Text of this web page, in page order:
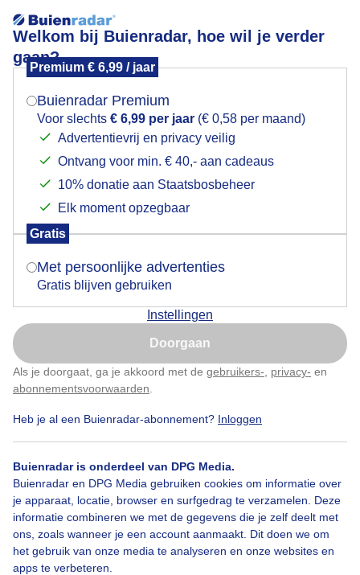
Welkom bij Buienradar, hoe wil je verder
gaan?
Premium € 6,99 / jaar
Buienradar Premium
Voor slechts € 6,99 per jaar (€ 0,58 per maand)
Advertentievrij en privacy veilig
Ontvang voor min. € 40,- aan cadeaus
10% donatie aan Staatsbosbeheer
Elk moment opzegbaar
Gratis
Met persoonlijke advertenties
Gratis blijven gebruiken
Instellingen
Doorgaan
Als je doorgaat, ga je akkoord met de gebruikers- privacy- en
abonnementsvoorwaarden
Heb je al een Buienradar-abonnement? Inloggen
Buienradar is onderdeel van DPG Media.
Buienradar en DPG Media gebruiken cookies om informatie over
je apparaat, locatie, browser en surfgedrag te verzamelen. Deze
informatie combineren we met de gegevens die je zelf deelt met
ons, zoals wanneer je een account aanmaakt. Dit doen we om
het gebruik van onze media te analyseren en onze websites en
apps te verbeteren.
Toch wat kleur,op deze grijze dag met
regen/motregen,weinig wind
Grijs Geensneeuw #motregen
Bekijk slideshow
Mogen we je locatie gebruiken voor het
Indien je hier nog geen akkoord op hebt gegeven,
verschijnt er zo een pop-up uit je browser waarin
Is goed, toon de popup
Nu niet, misschien later
Klik hierom dit aan te passen